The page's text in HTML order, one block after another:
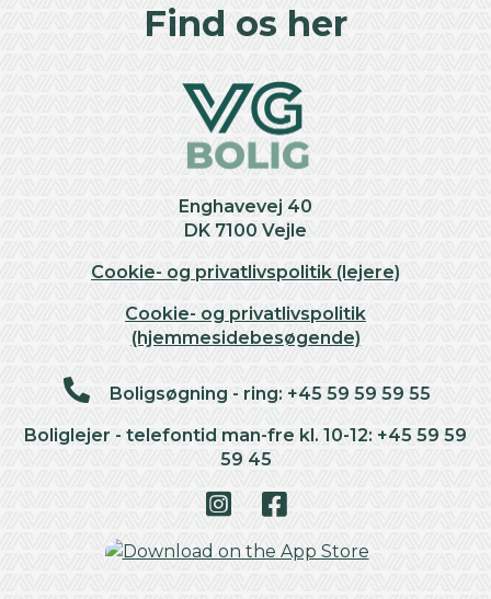
Find os her
Enghavevej 40
DK 7100 Vejle
Cookie- og privatlivspolitik (lejere)
Cookie- og privatlivspolitik
(hjemmesidebesøgende)
Boligsøgning - ring: +45 59 59 59 55
Boliglejer - telefontid man-fre kl. 10-12: +45 59 59
59 45